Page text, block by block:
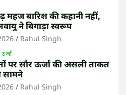
महज बारिश की कहानी नहीं,
ने बिगाड़ा स्वरूप
Rahul Singh
पर सौर ऊर्जा की असली ताकत
Rahul Singh